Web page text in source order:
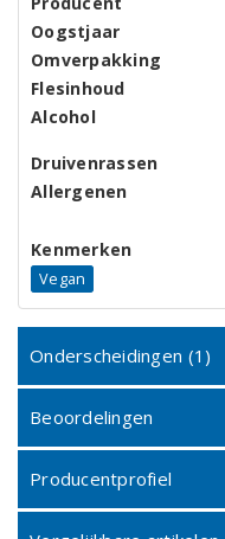
Oogstjaar
Omverpakking
Flesinhoud
Alcohol
Druivenrassen
Allergenen
Kenmerken
Vegan
Onderscheidingen (1)
Beoordelingen
Producentprofiel